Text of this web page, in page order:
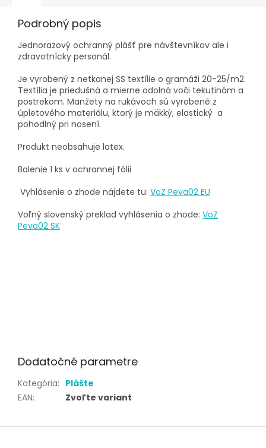
Podrobný popis
Jednorazový ochranný plášť pre návštevníkov ale i
zdravotnícky personál.
Je vyrobený z netkanej SS textílie o gramáži 20-25/m2.
Textília je priedušná a mierne odolná voči tekutinám a
postrekom. Manžety na rukávoch sú vyrobené z
úpletového materiálu, ktorý je mäkký, elastický a
pohodlný pri nosení.
Produkt neobsahuje latex.
Balenie 1 ks v ochrannej fólii
Vyhlásenie o zhode nájdete tu: VoZ Peva02 EU
Voľný slovenský preklad vyhlásenia o zhode: VoZ
Peva02 SK
Dodatočné parametre
Kategória: Plášte
EAN: Zvoľte variant
Z